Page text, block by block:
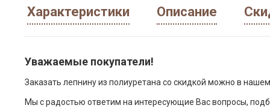
Характеристики Описание
Уважаемые покупатели!
Заказать лепнину из полиуретана со скидкой можно в
Мы с радостью ответим на интересующие Вас вопросы,